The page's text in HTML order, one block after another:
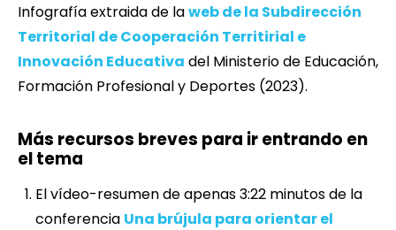
Infografía extraida de laweb de la Subdirección
Territorial de Cooperación Territirial e
Innovación Educativa del Ministerio de Educación,
Formación Profesional y Deportes (2023).
Más recursos breves para ir entrando en
el tema
El vídeo-resumen de apenas 3:22 minutos de la
conferencia Una brújula para orientar el